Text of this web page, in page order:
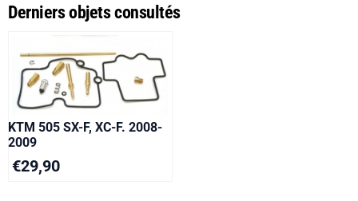
Derniers objets consultés
KTM 505 SX-F, XC-F. 2008-
2009
€29,90